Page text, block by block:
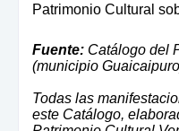
Patrimonio Cultural
Fuente: Catálogo del
(municipio
Todas las
este Catálogo,